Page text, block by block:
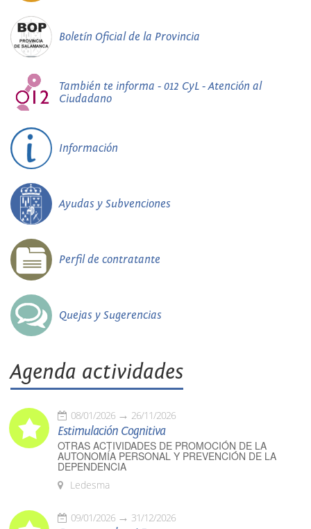
Boletín Oficial de la Provincia
También te informa - 012 CyL - Atención al
Ciudadano
Información
Ayudas y Subvenciones
Perfil de contratante
Quejas y Sugerencias
Agenda actividades
08/01/2026 26/11/2026
Estimulación Cognitiva
OTRAS ACTIVIDADES DE PROMOCIÓN DE LA
AUTONOMÍA PERSONAL Y PREVENCIÓN DE LA
DEPENDENCIA
Ledesma
09/01/2026 31/12/2026